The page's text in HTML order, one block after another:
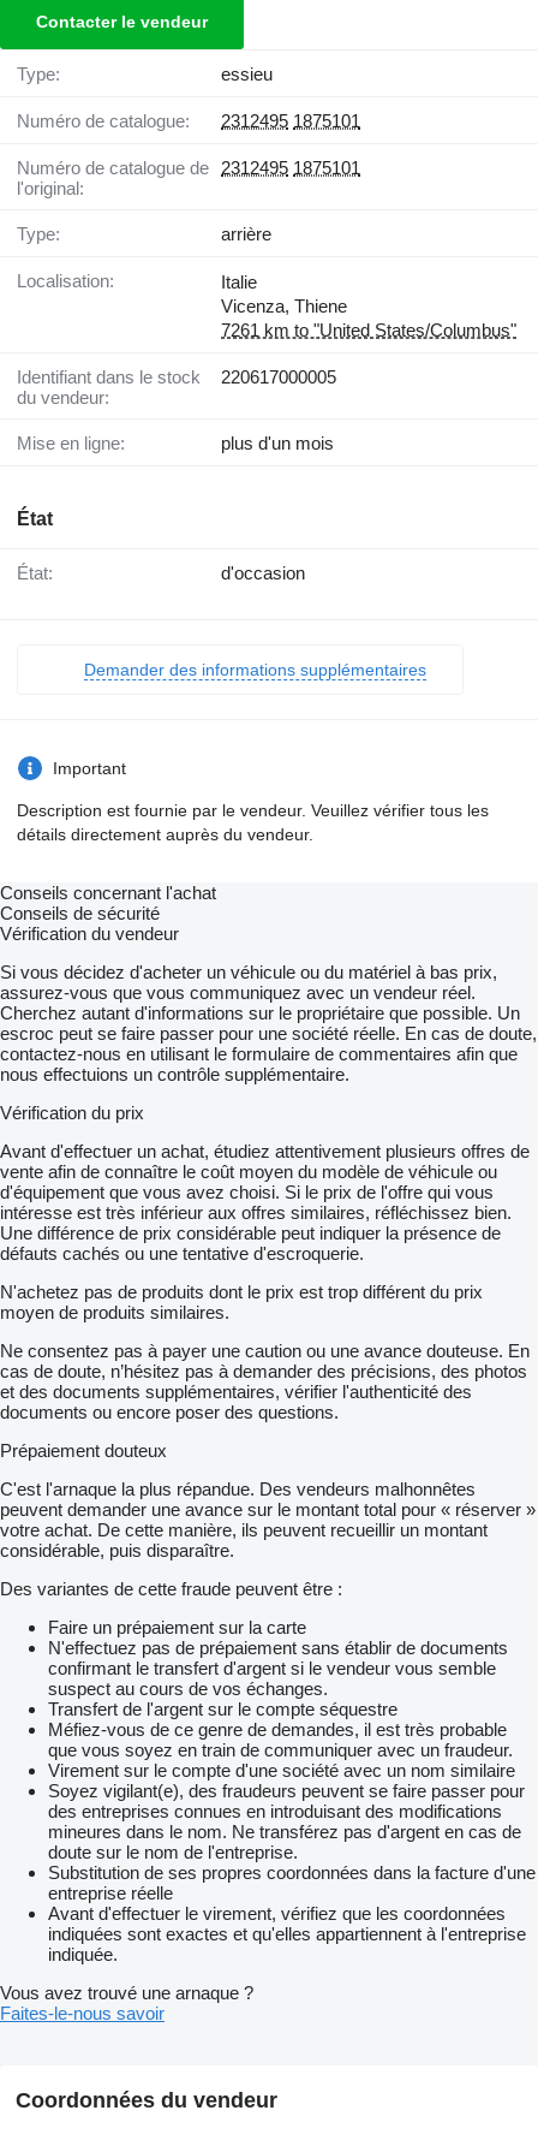
Contacter le vendeur
Type: essieu
Numéro de catalogue: 2312495 1875101
Numéro de catalogue de
l'original:
2312495 1875101
Type: arrière
Localisation:
Italie
Vicenza, Thiene
7261 km to "United States/Columbus"
Identifiant dans le stock
du vendeur:
220617000005
Mise en ligne: plus d'un mois
État
État: d'occasion
Demander des informations supplémentaires
Important
Description est fournie par le vendeur. Veuillez vérifier tous les
détails directement auprès du vendeur.
Conseils concernant l'achat
Conseils de sécurité
Vérification du vendeur
Si vous décidez d'acheter un véhicule ou du matériel à bas prix,
assurez-vous que vous communiquez avec un vendeur réel.
Cherchez autant d'informations sur le propriétaire que possible. Un
escroc peut se faire passer pour une société réelle. En cas de doute,
contactez-nous en utilisant le formulaire de commentaires afin que
nous effectuions un contrôle supplémentaire.
Vérification du prix
Avant d'effectuer un achat, étudiez attentivement plusieurs offres de
vente afin de connaître le coût moyen du modèle de véhicule ou
d'équipement que vous avez choisi. Si le prix de l'offre qui vous
intéresse est très inférieur aux offres similaires, réfléchissez bien.
Une différence de prix considérable peut indiquer la présence de
défauts cachés ou une tentative d'escroquerie.
N'achetez pas de produits dont le prix est trop différent du prix
moyen de produits similaires.
Ne consentez pas à payer une caution ou une avance douteuse. En
cas de doute, n’hésitez pas à demander des précisions, des photos
et des documents supplémentaires, vérifier l'authenticité des
documents ou encore poser des questions.
Prépaiement douteux
C'est l'arnaque la plus répandue. Des vendeurs malhonnêtes
peuvent demander une avance sur le montant total pour « réserver »
votre achat. De cette manière, ils peuvent recueillir un montant
considérable, puis disparaître.
Des variantes de cette fraude peuvent être :
Faire un prépaiement sur la carte
N'effectuez pas de prépaiement sans établir de documents
confirmant le transfert d'argent si le vendeur vous semble
suspect au cours de vos échanges.
Transfert de l'argent sur le compte séquestre
Méfiez-vous de ce genre de demandes, il est très probable
que vous soyez en train de communiquer avec un fraudeur.
Virement sur le compte d'une société avec un nom similaire
Soyez vigilant(e), des fraudeurs peuvent se faire passer pour
des entreprises connues en introduisant des modifications
mineures dans le nom. Ne transférez pas d'argent en cas de
doute sur le nom de l'entreprise.
Substitution de ses propres coordonnées dans la facture d'une
entreprise réelle
Avant d'effectuer le virement, vérifiez que les coordonnées
indiquées sont exactes et qu'elles appartiennent à l'entreprise
indiquée.
Vous avez trouvé une arnaque ?
Faites-le-nous savoir
Coordonnées du vendeur